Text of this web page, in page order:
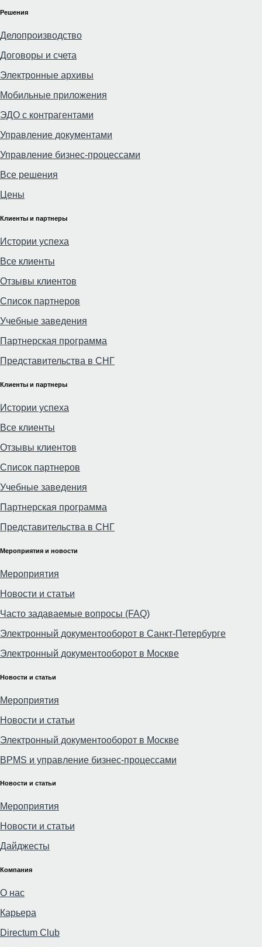
Решения
Делопроизводство
Договоры и счета
Электронные архивы
Мобильные приложения
ЭДО с контрагентами
Управление документами
Управление бизнес-процессами
Все решения
Цены
Клиенты и партнеры
Истории успеха
Все клиенты
Отзывы клиентов
Список партнеров
Учебные заведения
Партнерская программа
Представительства в СНГ
Клиенты и партнеры
Истории успеха
Все клиенты
Отзывы клиентов
Список партнеров
Учебные заведения
Партнерская программа
Представительства в СНГ
Мероприятия и новости
Мероприятия
Новости и статьи
Часто задаваемые вопросы (FAQ)
Электронный документооборот в Санкт-Петербурге
Электронный документооборот в Москве
Новости и статьи
Мероприятия
Новости и статьи
Электронный документооборот в Москве
BPMS и управление бизнес-процессами
Новости и статьи
Мероприятия
Новости и статьи
Дайджесты
Компания
О нас
Карьера
Directum Club